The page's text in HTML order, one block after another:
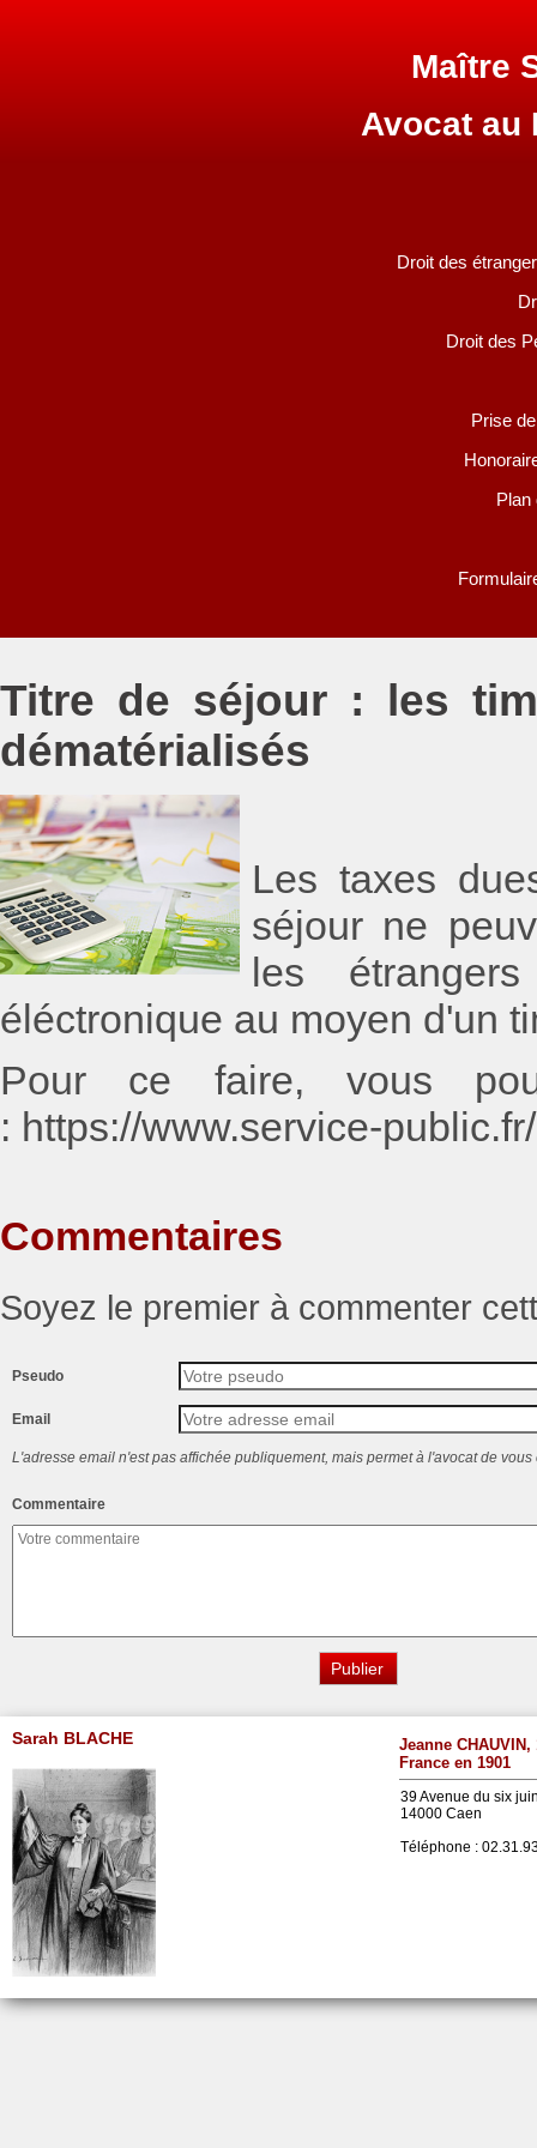
Maître
Avocat au
Droit des
Droit des
Prise
Plan
Titre de séjour : les
dématérialisés
Les taxes
séjour ne
les
éléctronique au moyen d'un
Pour ce faire, vous
: https://www.service-
Commentaires
Soyez le premier à commenter
Pseudo
Email
L'adresse email n'est pas affichée publiquement, mais permet à l'avocat de vous
Commentaire
Sarah BLACHE
Jeanne
France en 1901
39 Avenue du six
14000 Caen
Téléphone :